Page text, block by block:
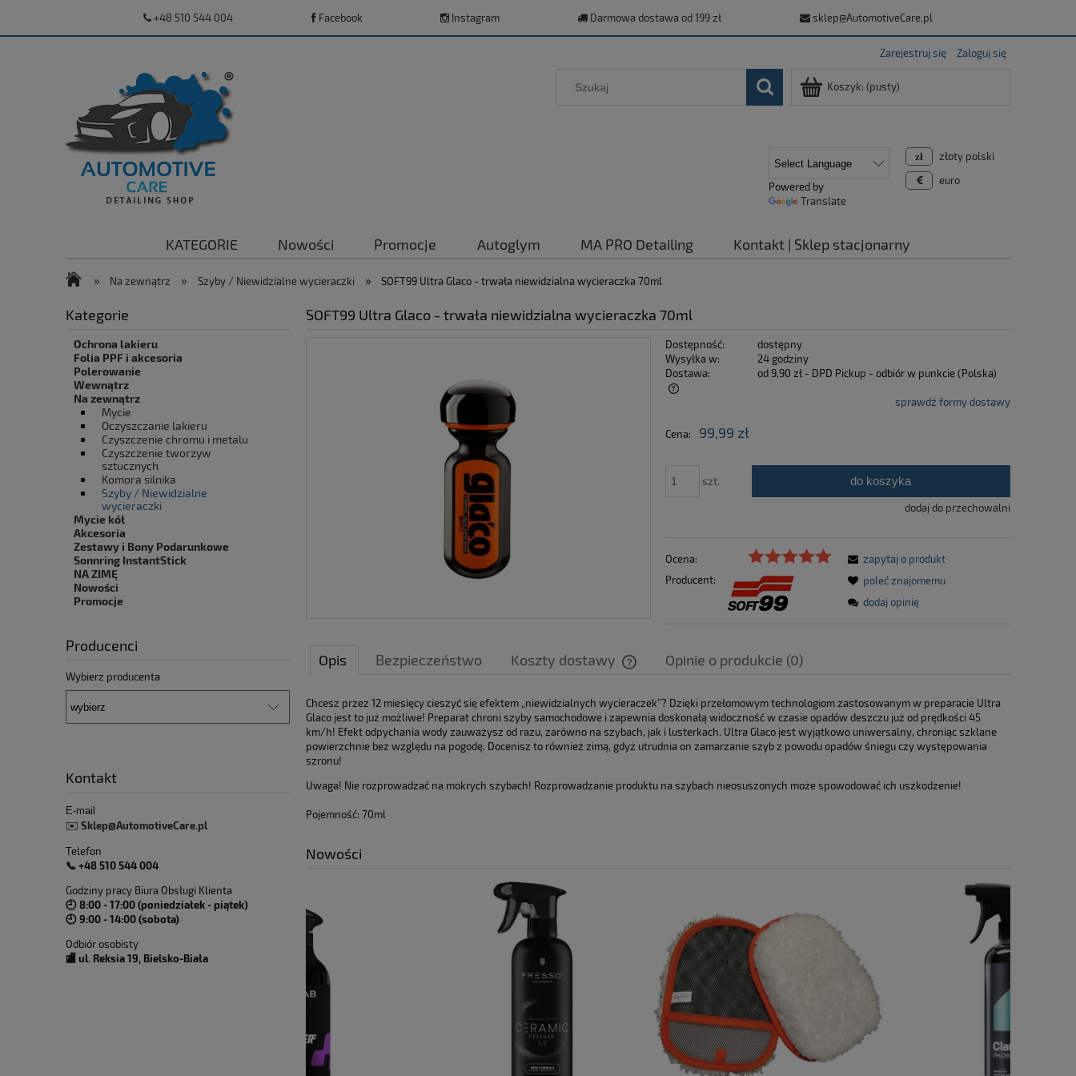
+48 510 544 004 Facebook Instagram Darmowa dostawa od 199 zł sklep@AutomotiveCare.pl
Zarejestruj się Zaloguj się
Koszyk: (pusty)
złoty polski
euro
Powered by
Translate
KATEGORIE Nowości Promocje Autoglym MA PRO Detailing Kontakt | Sklep stacjonarny
» Na zewnątrz » Szyby / Niewidzialne wycieraczki » SOFT99 Ultra Glaco - trwała niewidzialna wycieraczka 70ml
Kategorie
Ochrona lakieru
Folia PPF i akcesoria
Polerowanie
Wewnątrz
Na zewnątrz
Mycie
Oczyszczanie lakieru
Czyszczenie chromu i metalu
Czyszczenie tworzyw
sztucznych
Komora silnika
Szyby / Niewidzialne
wycieraczki
Mycie kół
Akcesoria
Zestawy i Bony Podarunkowe
Sonnring InstantStick
NA ZIMĘ
Nowości
Promocje
Producenci
Wybierz producenta
Kontakt
E-mail
✉️ Sklep@AutomotiveCare.pl
Telefon
📞 +48 510 544 004
Godziny pracy Biura Obsługi Klienta
🕘 8:00 - 17:00 (poniedziałek - piątek)
🕘 9:00 - 14:00 (sobota)
Odbiór osobisty
🏬 ul. Reksia 19, Bielsko-Biała
SOFT99 Ultra Glaco - trwała niewidzialna wycieraczka 70ml
Dostępność:
dostępny
Wysyłka w:
24 godziny
Dostawa:
od 9,90 zł - DPD Pickup - odbiór w punkcie (Polska)
Cena nie zawiera ewentualnych kosztów
płatności
sprawdź formy dostawy
Cena: 99,99 zł
szt. do koszyka
dodaj do przechowalni
Ocena:
Producent:
zapytaj o produkt
poleć znajomemu
dodaj opinię
Opis Bezpieczeństwo Koszty dostawy
Cena nie zawiera ewentualnych kosztów
płatności
Opinie o produkcie (0)
Chcesz przez 12 miesięcy cieszyć się efektem „niewidzialnych wycieraczek”? Dzięki przełomowym technologiom zastosowanym w preparacie Ultra
Glaco jest to już możliwe! Preparat chroni szyby samochodowe i zapewnia doskonałą widoczność w czasie opadów deszczu już od prędkości 45
km/h! Efekt odpychania wody zauważysz od razu, zarówno na szybach, jak i lusterkach. Ultra Glaco jest wyjątkowo uniwersalny, chroniąc szklane
powierzchnie bez względu na pogodę. Docenisz to również zimą, gdyż utrudnia on zamarzanie szyb z powodu opadów śniegu czy występowania
szronu!
Uwaga! Nie rozprowadzać na mokrych szybach! Rozprowadzanie produktu na szybach nieosuszonych może spowodować ich uszkodzenie!
Pojemność: 70ml
Nowości